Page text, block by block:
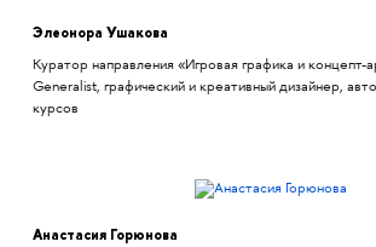
Элеонора Ушакова
Куратор направления «Игровая графика и концепт-
Generalist, графический и креативный дизайнер,
курсов
Анастасия Горюнова